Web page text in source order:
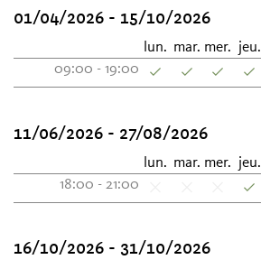
01/04/2026 - 15/10/2026
lun. mar. mer. jeu.
09:00 - 19:00
11/06/2026 - 27/08/2026
lun. mar. mer. jeu.
18:00 - 21:00
16/10/2026 - 31/10/2026